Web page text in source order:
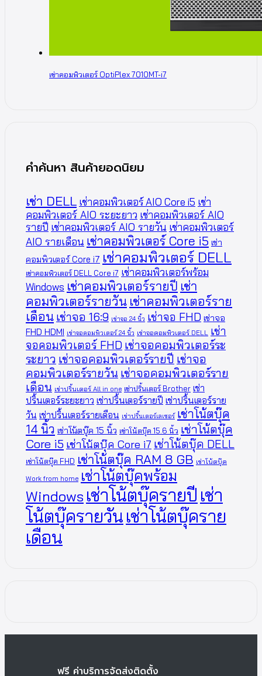
เช่าคอมพิวเตอร์ OptiPlex 7010MT-i7
คำค้นหา สินค้ายอดนิยม
เช่า DELL เช่าคอมพิวเตอร์ AIO Core i5 เช่า
คอมพิวเตอร์ AIO ระยะยาว เช่าคอมพิวเตอร์ AIO
รายปี เช่าคอมพิวเตอร์ AIO รายวัน เช่าคอมพิวเตอร์
AIO รายเดือน เช่าคอมพิวเตอร์ Core i5 เช่า
คอมพิวเตอร์ Core i7 เช่าคอมพิวเตอร์ DELL
เช่าคอมพิวเตอร์ DELL Core i7 เช่าคอมพิวเตอร์พร้อม
Windows เช่าคอมพิวเตอร์รายปี เช่า
คอมพิวเตอร์รายวัน เช่าคอมพิวเตอร์ราย
เดือน เช่าจอ 16:9 เช่าจอ 24 นิ้ว เช่าจอ FHD เช่าจอ
FHD HDMI เช่าจอคอมพิวเตอร์ 24 นิ้ว เช่าจอคอมพิวเตอร์ DELL เช่า
จอคอมพิวเตอร์ FHD เช่าจอคอมพิวเตอร์ระ
ระยาว เช่าจอคอมพิวเตอร์รายปี เช่าจอ
คอมพิวเตอร์รายวัน เช่าจอคอมพิวเตอร์ราย
เดือน เช่าปริ้นเตอร์ All in one เช่าปริ้นเตอร์ Brother เช่า
ปริ้นเตอร์ระยะยาว เช่าปริ้นเตอร์รายปี เช่าปริ้นเตอร์ราย
วัน เช่าปริ้นเตอร์รายเดือน เช่าปริ้นเตอร์เลเซอร์ เช่าโน้ตบุ๊ค
14 นิ้ว เช่าโน้ตบุ๊ค 15 นิ้ว เช่าโน้ตบุ๊ค 15.6 นิ้ว เช่าโน้ตบุ๊ค
Core i5 เช่าโน้ตบุ๊ค Core i7 เช่าโน้ตบุ๊ค DELL
เช่าโน้ตบุ๊ค FHD เช่าโน้ตบุ๊ค RAM 8 GB เช่าโน้ตบุ๊ค
Work from home เช่าโน้ตบุ๊คพร้อม
Windows เช่าโน้ตบุ๊ครายปี เช่า
โน้ตบุ๊ครายวันเช่าโน้ตบุ๊คราย
เดือน
ฟรี ค่าบริการจัดส่งติดตั้ง